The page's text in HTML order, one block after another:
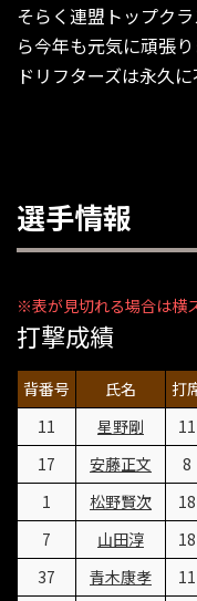
そらく連盟トップク
ら今年も元気に頑張り
ドリフターズは永久に
選手情報
打撃成績
背番号 氏名 打
11
星野剛 11
17
安藤正文 8
1
松野賢次 18
7
山田淳 18
37
青木康孝 11